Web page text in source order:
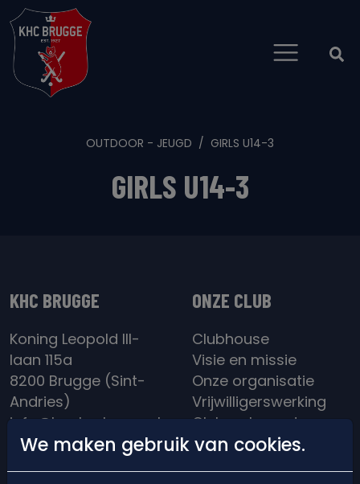
OUTDOOR - JEUGD GIRLS U14-3
GIRLS U14-3
KHC BRUGGE
Koning Leopold III-
laan 115a
8200 Brugge (Sint-
Andries)
info@hockeybrugge.be
Clubhuis: +32 50 39
ONZE CLUB
Clubhouse
Visie en missie
Onze organisatie
Vrijwilligerswerking
Clubreglement
Een rijke historiek
We maken gebruik van cookies.